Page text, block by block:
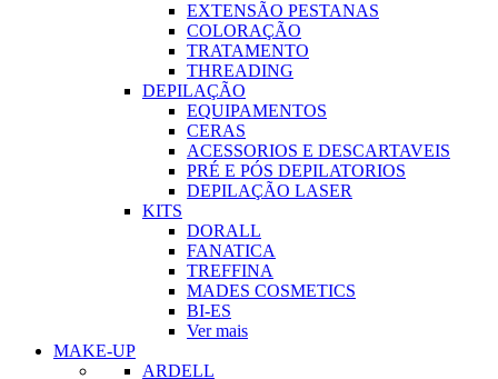
EXTENSÃO PESTANAS
COLORAÇÃO
TRATAMENTO
THREADING
DEPILAÇÃO
EQUIPAMENTOS
CERAS
ACESSORIOS E DESCARTAVEIS
PRÉ E PÓS DEPILATORIOS
DEPILAÇÃO LASER
KITS
DORALL
FANATICA
TREFFINA
MADES COSMETICS
BI-ES
Ver mais
MAKE-UP
ARDELL